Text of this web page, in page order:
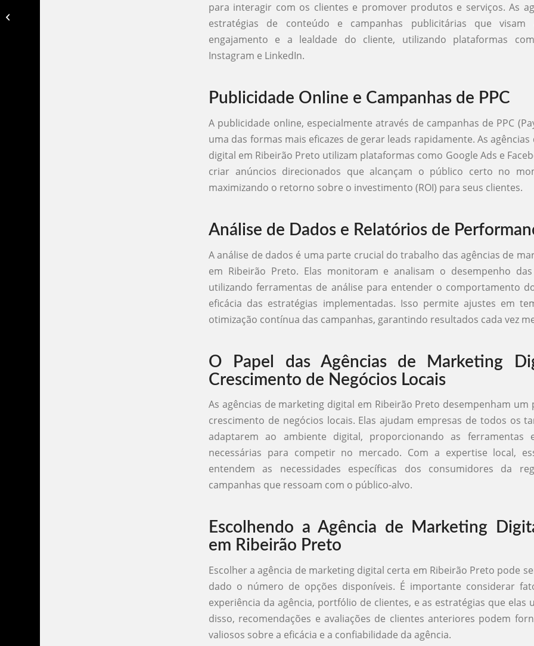
para interagir com os clientes e promover produtos e serviços. As
estratégias de conteúdo e campanhas publicitárias que visam
engajamento e a lealdade do cliente, utilizando plataformas
Instagram e LinkedIn.
Publicidade Online e Campanhas de PPC
A publicidade online, especialmente através de campanhas de PPC
uma das formas mais eficazes de gerar leads rapidamente. As
digital em Ribeirão Preto utilizam plataformas como Google Ads e
criar anúncios direcionados que alcançam o público certo no
maximizando o retorno sobre o investimento (ROI) para seus clientes.
Análise de Dados e Relatórios de
A análise de dados é uma parte crucial do trabalho das agências de
em Ribeirão Preto. Elas monitoram e analisam o desempenho das
utilizando ferramentas de análise para entender o comportamento
eficácia das estratégias implementadas. Isso permite ajustes em
otimização contínua das campanhas, garantindo resultados cada vez
O Papel das Agências de Marketing
Crescimento de Negócios Locais
As agências de marketing digital em Ribeirão Preto desempenham um
crescimento de negócios locais. Elas ajudam empresas de todos os
adaptarem ao ambiente digital, proporcionando as ferramentas
necessárias para competir no mercado. Com a expertise local,
entendem as necessidades específicas dos consumidores da
campanhas que ressoam com o público-alvo.
Escolhendo a Agência de Marketing
em Ribeirão Preto
Escolher a agência de marketing digital certa em Ribeirão Preto pode
dado o número de opções disponíveis. É importante considerar
experiência da agência, portfólio de clientes, e as estratégias que elas
disso, recomendações e avaliações de clientes anteriores podem
valiosos sobre a eficácia e a confiabilidade da agência.